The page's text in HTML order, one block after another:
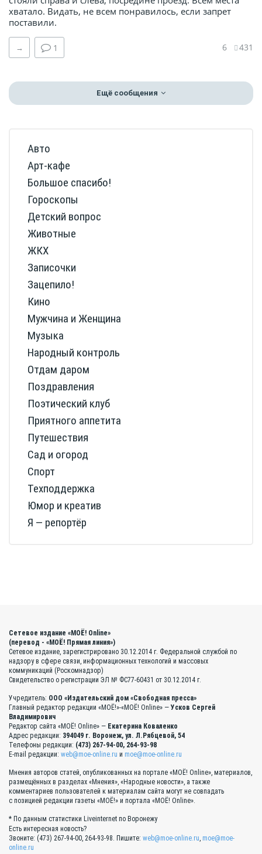
хватало. Видать, не всем понравилось, если запрет
поставили.
→ 1 6 431
Ещё сообщения
Авто
Арт-кафе
Большое спасибо!
Гороскопы
Детский вопрос
Животные
ЖКХ
Записочки
Зацепило!
Кино
Мужчина и Женщина
Музыка
Народный контроль
Отдам даром
Поздравления
Поэтический клуб
Приятного аппетита
Путешествия
Сад и огород
Спорт
Техподдержка
Юмор и креатив
Я — репортёр
Сетевое издание «МОЁ! Online»
(перевод - «МОЁ! Прямая линия»)
Сетевое издание, зарегистрировано 30.12.2014 г. Федеральной службой по
надзору в сфере связи, информационных технологий и массовых
коммуникаций (Роскомнадзор)
Свидетельство о регистрации ЭЛ № ФС77-60431 от 30.12.2014 г.
Учредитель: ООО «Издательский дом «Свободная пресса»
Главный редактор редакции «МОЁ!»-«МОЁ! Online» — Усков Сергей
Владимирович
Редактор сайта «МОЁ! Online» — Екатерина Коваленко
Адрес редакции: 394049 г. Воронеж, ул. Л.Рябцевой, 54
Телефоны редакции: (473) 267-94-00, 264-93-98
E-mail редакции: web@moe-online.ru и moe@moe-online.ru
Мнения авторов статей, опубликованных на портале «МОЁ! Online», материалов,
размещённых в разделах «Мнения», «Народные новости», а также
комментариев пользователей к материалам сайта могут не совпадать
с позицией редакции газеты «МОЁ!» и портала «МОЁ! Online».
* По данным статистики Liveinternet по Воронежу
Есть интересная новость?
Звоните: (473) 267-94-00, 264-93-98. Пишите: web@moe-online.ru moe@moe-
online.ru